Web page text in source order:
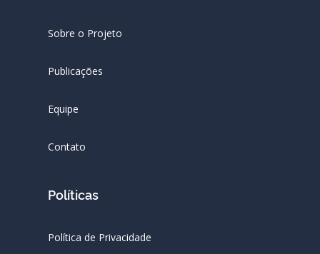
Sobre o Projeto
Publicações
Equipe
Contato
Políticas
Política de Privacidade